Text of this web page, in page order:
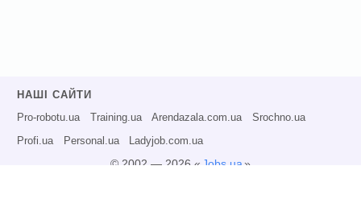
НАШІ САЙТИ
Pro-robotu.ua Training.ua Arendazala.com.ua Srochno.ua
Profi.ua Personal.ua Ladyjob.com.ua
© 2002 — 2026 « Jobs.ua»